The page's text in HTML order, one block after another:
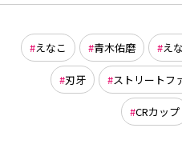
えなこ 青木佑磨 え
刃牙 ストリートフ
CRカップ